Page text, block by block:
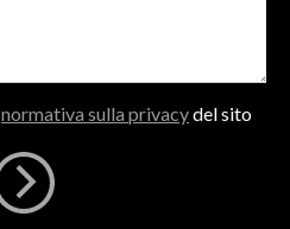
normativa sulla privacydel sito